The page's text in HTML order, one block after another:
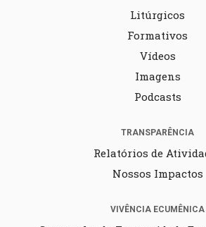
Litúrgicos
Formativos
Vídeos
Imagens
Podcasts
TRANSPARÊNCIA
Relatórios de
Nossos Impactos
VIVÊNCIA ECUMÊNICA